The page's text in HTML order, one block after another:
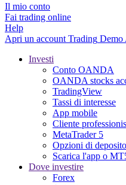
Il mio conto
Fai trading online
Help
Apri un account Trading Demo
Investi
Conto OANDA
OANDA stocks
TradingView
Tassi di interesse
App mobile
Cliente
MetaTrader 5
Opzioni di deposito
Scarica l'app o
Dove investire
Forex